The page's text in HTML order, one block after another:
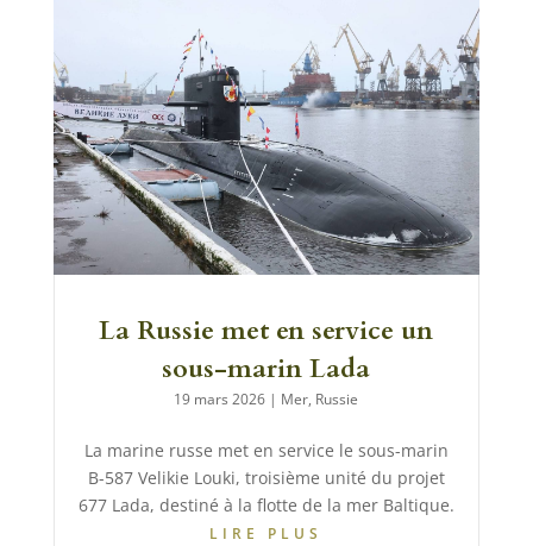
La Russie met en service un
sous-marin Lada
19 mars 2026 | Mer, Russie
La marine russe met en service le sous-marin
B-587 Velikie Louki, troisième unité du projet
677 Lada, destiné à la flotte de la mer Baltique.
LIRE PLUS